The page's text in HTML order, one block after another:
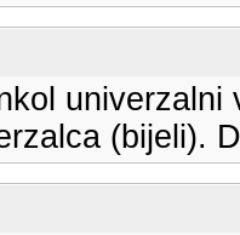
(bijeli).